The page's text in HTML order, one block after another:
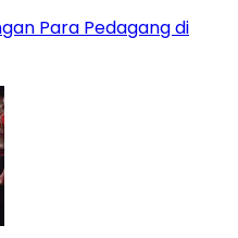
Para Pedagang di